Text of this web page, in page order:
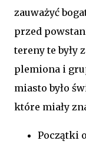
zauważyć
przed
tereny te były
plemiona i
miasto było
które miały
Początki